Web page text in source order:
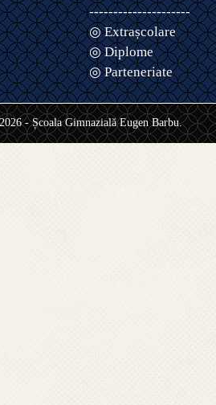
---------------------
◎ Extrașcolare
◎ Diplome
◎ Parteneriate
- Școala Gimnazială Eugen Barbu.